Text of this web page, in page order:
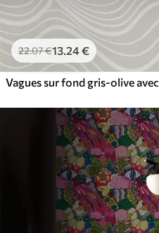
22.07€13.24€